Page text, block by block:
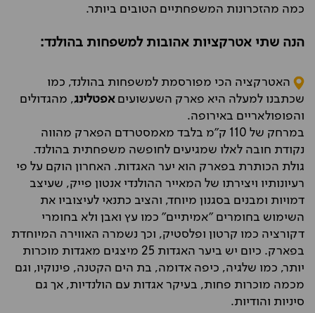
כמה מהזכרונות המשפחתיים הטובים ביותר.
הנה שתי אטרקציות אהובות למשפחות בהולנד:
האטרקציה הכי מפורסמת למשפחות בהולנד, כמו
שכתבנו למעלה היא פארק השעשועיםאפטלינג, מהגדולים
והפופולאריים באירופה.
במרחק של 110 ק"מ בלבד מאמסטרדם הפארק מהווה
נקודת חובה לאלו שמגיעים לחופשה משפחתית בהולנד.
גולת הכותרת בפארק הוא יער האגדות. האחרון הוקם על פי
רעיונותיו ויצירתו של המאייר ההולנדי אנטון פייק, שעיצב
דמויות ומבנים בסגנון מיוחד, והציב כתנאי לעיצוביו את
השימוש בחומרים "אמיתיים" כמו עץ ואבן ולא בחומרי
דקורציה כמו קרטון ופלסטיק, וכך נשמרה האווירה המיוחדת
בפארק. כיום יש ביער האגדות 25 מיצגים מאגדות מוכרות
יותר, כמו שלגיה, כיפה אדומה, בת הים הקטנה, פינוקיו, וגם
מכמה מוכרות פחות, בעיקר אגדות עם הולנדיות, אך גם
סיניות והודיות.